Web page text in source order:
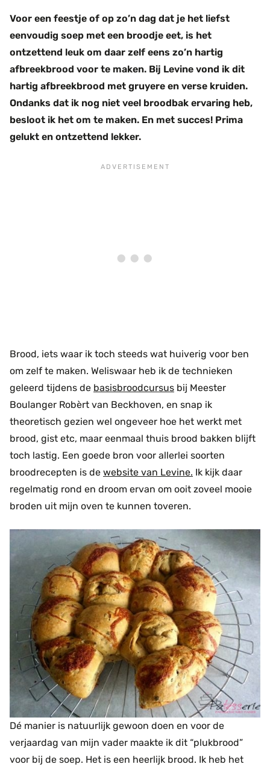
Voor een feestje of op zo’n dag dat je het liefst
eenvoudig soep met een broodje eet, is het
ontzettend leuk om daar zelf eens zo’n hartig
afbreekbrood voor te maken. Bij Levine vond ik dit
hartig afbreekbrood met gruyere en verse kruiden.
Ondanks dat ik nog niet veel broodbak ervaring heb,
besloot ik het om te maken. En met succes! Prima
gelukt en ontzettend lekker.
Brood, iets waar ik toch steeds wat huiverig voor ben
om zelf te maken. Weliswaar heb ik de technieken
geleerd tijdens de basisbroodcursus bij Meester
Boulanger Robèrt van Beckhoven, en snap ik
theoretisch gezien wel ongeveer hoe het werkt met
brood, gist etc, maar eenmaal thuis brood bakken blijft
toch lastig. Een goede bron voor allerlei soorten
broodrecepten is de website van Levine. Ik kijk daar
regelmatig rond en droom ervan om ooit zoveel mooie
broden uit mijn oven te kunnen toveren.
Dé manier is natuurlijk gewoon doen en voor de
verjaardag van mijn vader maakte ik dit “plukbrood”
voor bij de soep. Het is een heerlijk brood. Ik heb het